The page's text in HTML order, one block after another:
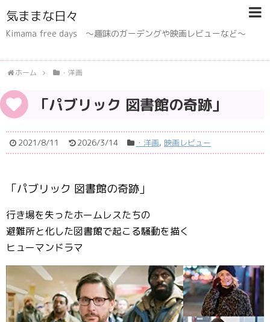
気ままな日々
Kimama free days 〜趣味のガーデングや映画レビューなど〜
ホーム ・洋画
「パブリック 図書館の奇跡」
2021/8/11 2026/3/14 ・洋画, 映画レビュー
「パブリック 図書館の奇跡」
行き場を失ったホームレスたちの
避難所と化した図書館で起こる騒動を描く
ヒューマンドラマ